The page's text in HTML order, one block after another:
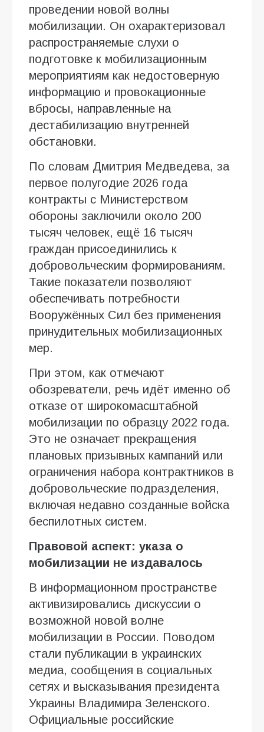
проведении новой волны
мобилизации. Он охарактеризовал
распространяемые слухи о
подготовке к мобилизационным
мероприятиям как недостоверную
информацию и провокационные
вбросы, направленные на
дестабилизацию внутренней
обстановки.
По словам Дмитрия Медведева, за
первое полугодие 2026 года
контракты с Министерством
обороны заключили около 200
тысяч человек, ещё 16 тысяч
граждан присоединились к
добровольческим формированиям.
Такие показатели позволяют
обеспечивать потребности
Вооружённых Сил без применения
принудительных мобилизационных
мер.
При этом, как отмечают
обозреватели, речь идёт именно об
отказе от широкомасштабной
мобилизации по образцу 2022 года.
Это не означает прекращения
плановых призывных кампаний или
ограничения набора контрактников в
добровольческие подразделения,
включая недавно созданные войска
беспилотных систем.
Правовой аспект: указа о
мобилизации не издавалось
В информационном пространстве
активизировались дискуссии о
возможной новой волне
мобилизации в России. Поводом
стали публикации в украинских
медиа, сообщения в социальных
сетях и высказывания президента
Украины Владимира Зеленского.
Официальные российские